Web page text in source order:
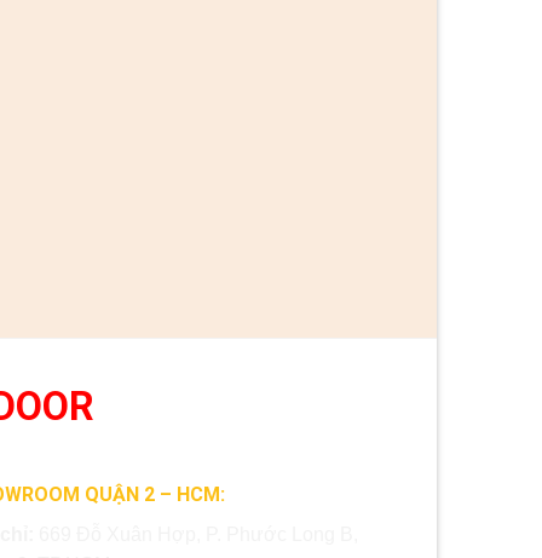
QUẬN 2 – HCM: